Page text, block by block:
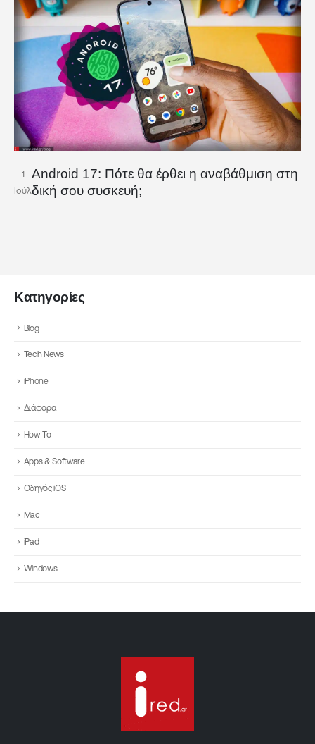
1
Ιούλ
Android 17: Πότε θα έρθει η αναβάθμιση στη
δική σου συσκευή;
Κατηγορίες
Blog
Tech News
iPhone
Διάφορα
How-To
Apps & Software
Οδηγός iOS
Mac
iPad
Windows